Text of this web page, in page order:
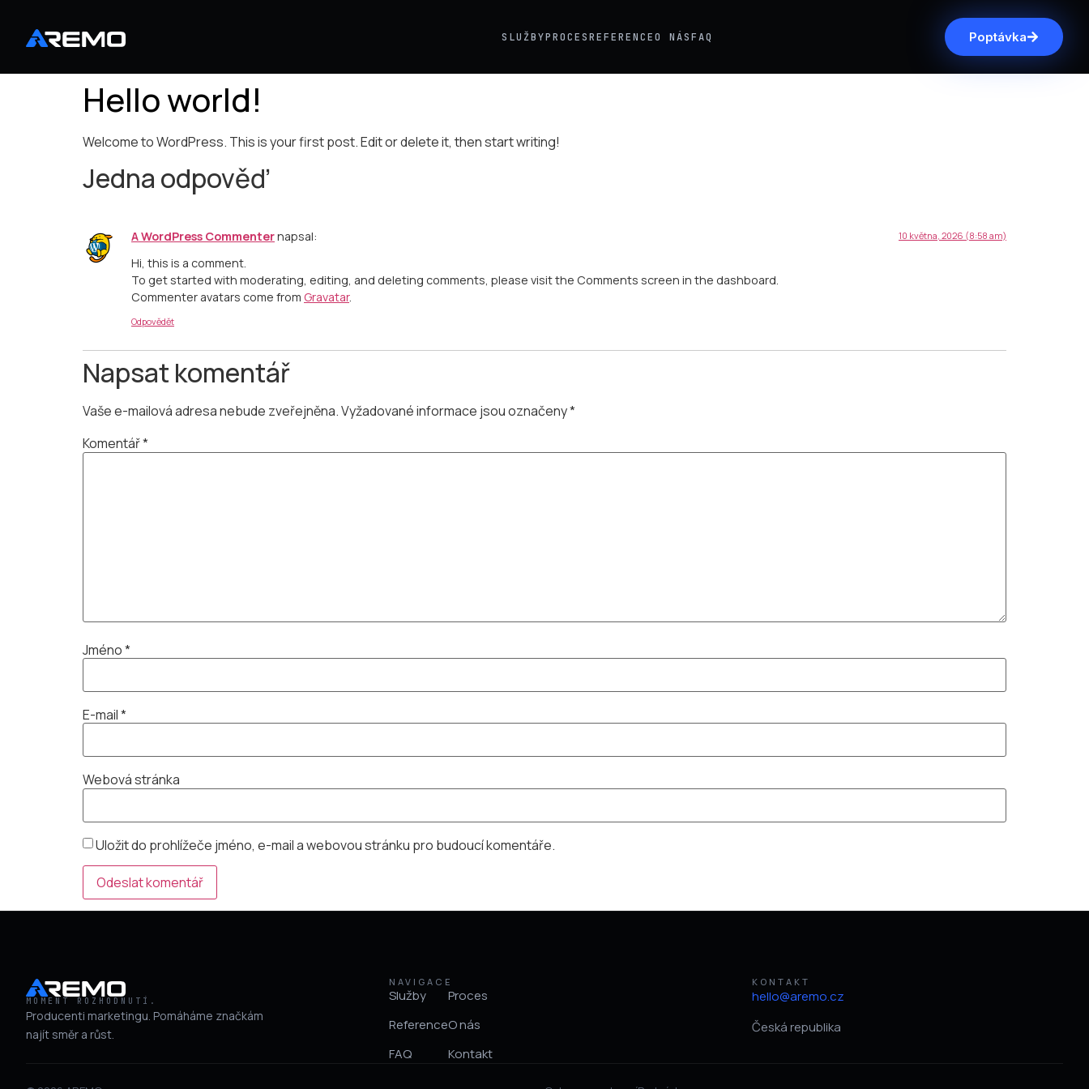
SLUŽBYPROCESREFERENCEO NÁSFAQ Poptávka
Hello world!
Welcome to WordPress. This is your first post. Edit or delete it, then start writing!
Jedna odpověď
A WordPress Commenternapsal: 10 května, 2026 (8:58 am)
Hi, this is a comment.
To get started with moderating, editing, and deleting comments, please visit the Comments screen in the dashboard.
Commenter avatars come from Gravatar.
Odpovědět
Napsat komentář
Vaše e-mailová adresa nebude zveřejněna.Vyžadované informace jsou označeny*
Komentář*
Jméno*
E-mail*
Webová stránka
Uložit do prohlížeče jméno, e-mail a webovou stránku pro budoucí komentáře.
MOMENT ROZHODNUTÍ.
Producenti marketingu. Pomáháme značkám
najít směr a růst.
NAVIGACE
Služby
Reference
FAQ
Proces
O nás
Kontakt
KONTAKT
hello@aremo.cz
Česká republika